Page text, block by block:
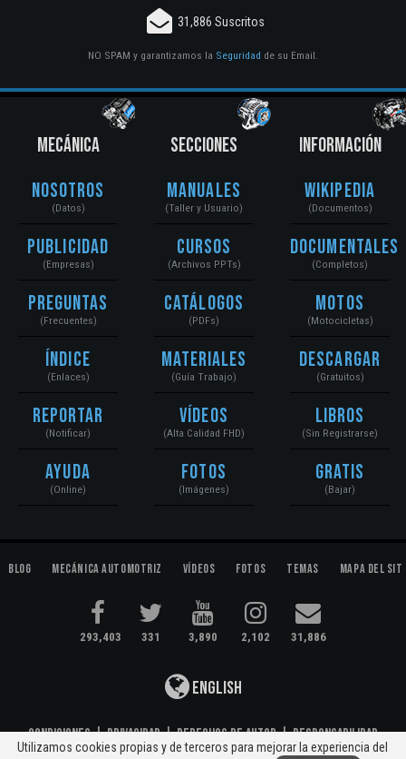
31,886 Suscritos
NO SPAM y garantizamos la Seguridad de su Email.
MECÁNICA
Nosotros
(Datos)
Publicidad
(Empresas)
Preguntas
(Frecuentes)
Índice
(Enlaces)
Reportar
(Notificar)
Ayuda
(Online)
SECCIONES
Manuales
(Taller y Usuario)
Cursos
(Archivos PPTs)
Catálogos
(PDFs)
Materiales
(Guía Trabajo)
Vídeos
(Alta Calidad FHD)
Fotos
(Imágenes)
INFORMACIÓN
Wikipedia
(Documentos)
Documentales
(Completos)
Motos
(Motocicletas)
Descargar
(Gratuitos)
Libros
(Sin Registrarse)
Gratis
(Bajar)
Blog Mecánica Automotriz Vídeos Fotos Temas Mapa del
293,403 331 3,890 2,102 31,886
English
Condiciones|Privacidad|Derechos de Autor|Responsabilidad
Utilizamos cookies propias y de terceros para mejorar la experiencia del